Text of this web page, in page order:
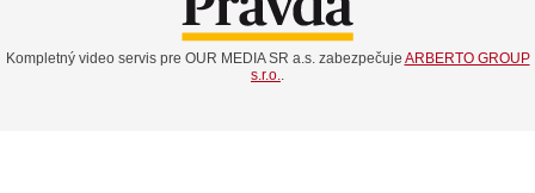
Kompletný video servis pre OUR MEDIA SR a.s. zabezpečuje ARBERTO GROUP
s.r.o..